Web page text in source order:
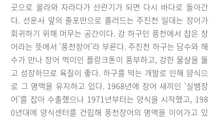
곳으로 올라와 자라다가 산란기가 되면 다시 바다로 돌아간
다. 선운사 앞의 줄포만으로 흘러드는 주진천 일대는 장어가
회귀하기 위해 머무는 공간이다. 강 하구인 풍천에서 잡은 장
어라는 뜻에서 ‘풍천장어’라 부른다. 주진천 하구는 담수와 해
수가 만나 장어 먹이인 플랑크톤이 풍부하고, 강한 물살을 뚫
고 성장하므로 육질이 좋다. 하구를 막는 개발로 인해 양식으
로 그 명맥을 유지하고 있다. 1968년에 장어 새끼인 ‘실뱀장
어’를 잡아 수출했으나 1971년부터는 양식을 시작했고, 198
0년대에 양식센터를 건립해 풍천장어의 명맥을 이어가고 있